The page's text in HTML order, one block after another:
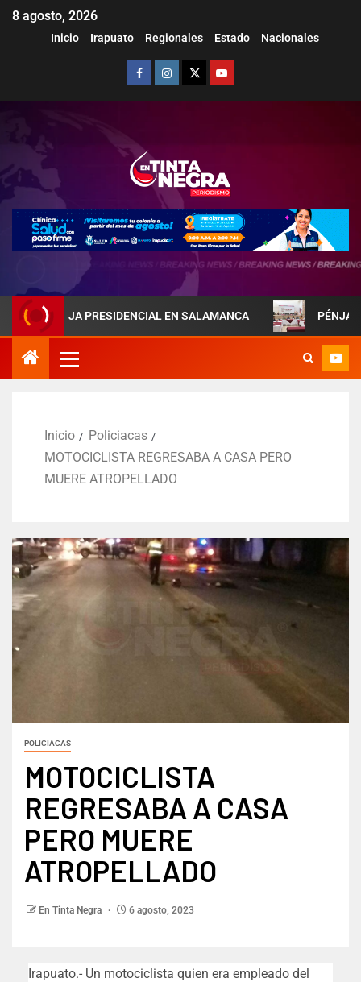
8 agosto, 2026
Inicio Irapuato Regionales Estado Nacionales
PRESIDENCIAL EN SALAMANCA PÉNJAMO
Inicio
Policiacas
MOTOCICLISTA REGRESABA A CASA PERO
MUERE ATROPELLADO
POLICIACAS
MOTOCICLISTA
REGRESABA A CASA
PERO MUERE
ATROPELLADO
En Tinta Negra 6 agosto, 2023
Irapuato.- Un motociclista quien era empleado del